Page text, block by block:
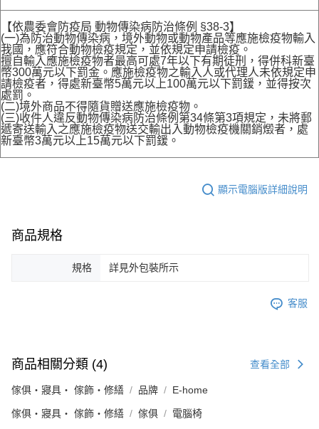
【依農委會防疫局 動物傳染病防治條例 §38-3】
(一)為防治動物傳染病，境外動物或動物產品等應施檢疫物輸入
我國，應符合動物檢疫規定，並依規定申請檢疫。
擅自輸入應施檢疫物者最高可處7年以下有期徒刑，得併科新臺
幣300萬元以下罰金。應施檢疫物之輸入人或代理人未依規定申
請檢疫者，得處新臺幣5萬元以上100萬元以下罰鍰，並得按次
處罰。
(二)境外商品不得隨貨贈送應施檢疫物。
(三)收件人違反動物傳染病防治條例第34條第3項規定，未將郵
遞寄送輸入之應施檢疫物送交輸出入動物檢疫機關銷燬者，處
新臺幣3萬元以上15萬元以下罰鍰。
顯示電腦版詳細說明
商品規格
規格 詳見外包裝所示
客服
商品相關分類 (4) 查看全部
傢俱・寢具・ 傢飾・修繕 品牌 E-home
傢俱・寢具・ 傢飾・修繕 傢俱 電腦椅